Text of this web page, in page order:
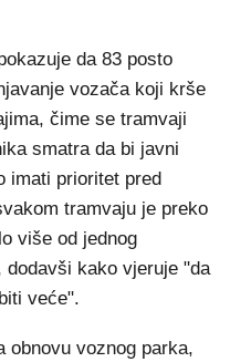
da 83 posto
vozača koji krše
čime se tramvaji
smatra da bi javni
imati prioritet pred
tramvaju je preko
više od jednog
kako vjeruje "da
veće".
obnovu voznog parka,